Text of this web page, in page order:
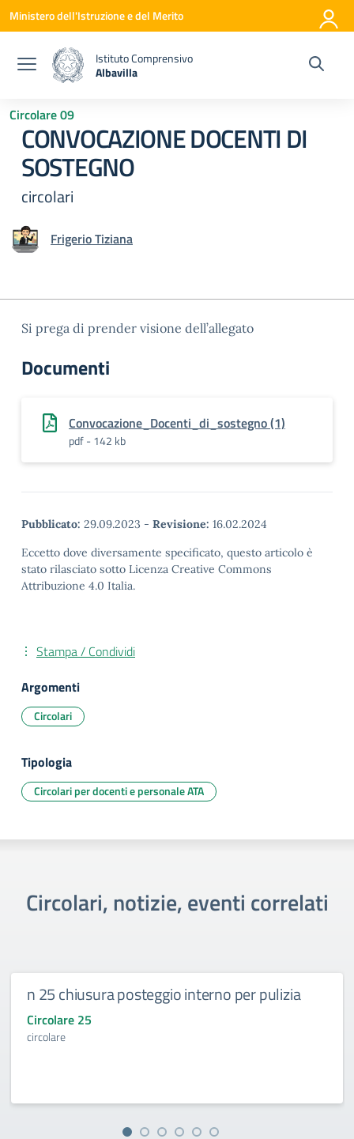
Vai ai contenuti
Vai al menu di navigazione
Vai al footer
Ministero dell'Istruzione e del Merito
Istituto Comprensivo
Albavilla
Circolare 09
CONVOCAZIONE DOCENTI DI
SOSTEGNO
circolari
Frigerio Tiziana
Si prega di prender visione dell’allegato
Documenti
Convocazione_Docenti_di_sostegno (1)
pdf - 142 kb
Pubblicato: 29.09.2023 - Revisione: 16.02.2024
Eccetto dove diversamente specificato, questo articolo è
stato rilasciato sotto Licenza Creative Commons
Attribuzione 4.0 Italia.
Stampa / Condividi
Argomenti
Circolari
Tipologia
Circolari per docenti e personale ATA
Circolari, notizie, eventi correlati
n 25 chiusura posteggio interno per pulizia
Circolare 25
circolare